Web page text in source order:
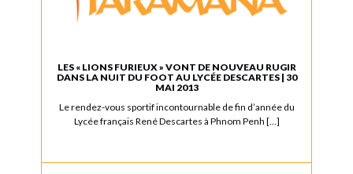
LES « LIONS FURIEUX » VONT DE NOUVEAU RUGIR
DANS LA NUIT DU FOOT AU LYCÉE DESCARTES | 30
MAI 2013
Le rendez-vous sportif incontournable de fin d’année du
Lycée français René Descartes à Phnom Penh […]